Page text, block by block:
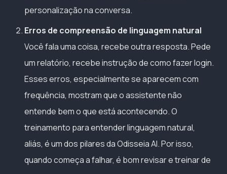
personalização na conversa.
Erros de compreensão de linguagem natural
Você fala uma coisa, recebe outra resposta. Pede
um relatório, recebe instrução de como fazer login.
Esses erros, especialmente se aparecem com
frequência, mostram que o assistente não
entende bem o que está acontecendo. O
treinamento para entender linguagem natural,
aliás, é um dos pilares da Odisseia AI. Por isso,
quando começa a falhar, é bom revisar e treinar de